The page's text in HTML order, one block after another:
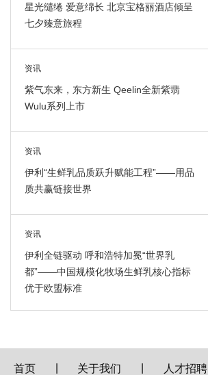
星光缱绻 爱意绵长 北京宝格丽酒店倾呈
七夕臻意旅程
资讯
紫气东来，东方新生 Qeelin全新紫翡
Wulu系列上市
资讯
伊利“生鲜乳品质跃升赋能工程”——用品
质共赢链接世界
资讯
伊利全链驱动 呼和浩特加冕“世界乳
都”——中国规模化牧场生鲜乳核心指标
优于欧盟标准
首页 关于我们 人才招聘